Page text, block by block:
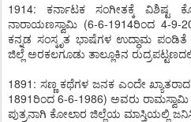
1914: ಕರ್ನಾಟಕ ಸಂಗೀತಕ್ಕೆ
ನಾರಾಯಣಸ್ವಾಮಿ (6-6-1914ರಿಂದ 4-9-
ಕನ್ನಡ ಸಂಸ್ಕೃತ ಭಾಷೆಗಳ ಉದ್ಧಾಮ
ಜಿಲ್ಲೆ ಅರಕಲಗೂಡು ತಾಲ್ಲೂಕಿನ
1891: ಸಣ್ಣ ಕಥೆಗಳ ಜನಕ ಎಂದೇ
1891ರಿಂದ 6-6-1986) ಅವರು
ಪುತ್ರನಾಗಿ ಕೋಲಾರ ಜಿಲ್ಲೆಯ ಮಾಸ್ತಿಯಲ್ಲಿ